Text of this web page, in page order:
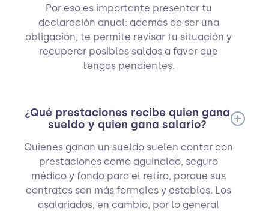
Por eso es importante presentar tu
declaración anual: además de ser una
obligación, te permite revisar tu situación y
recuperar posibles saldos a favor que
tengas pendientes.
¿Qué prestaciones recibe quien gana
sueldo y quien gana salario?
Quienes ganan un sueldo suelen contar con
prestaciones como aguinaldo, seguro
médico y fondo para el retiro, porque sus
contratos son más formales y estables. Los
asalariados, en cambio, por lo general